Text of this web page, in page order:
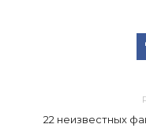
22 неизвестных